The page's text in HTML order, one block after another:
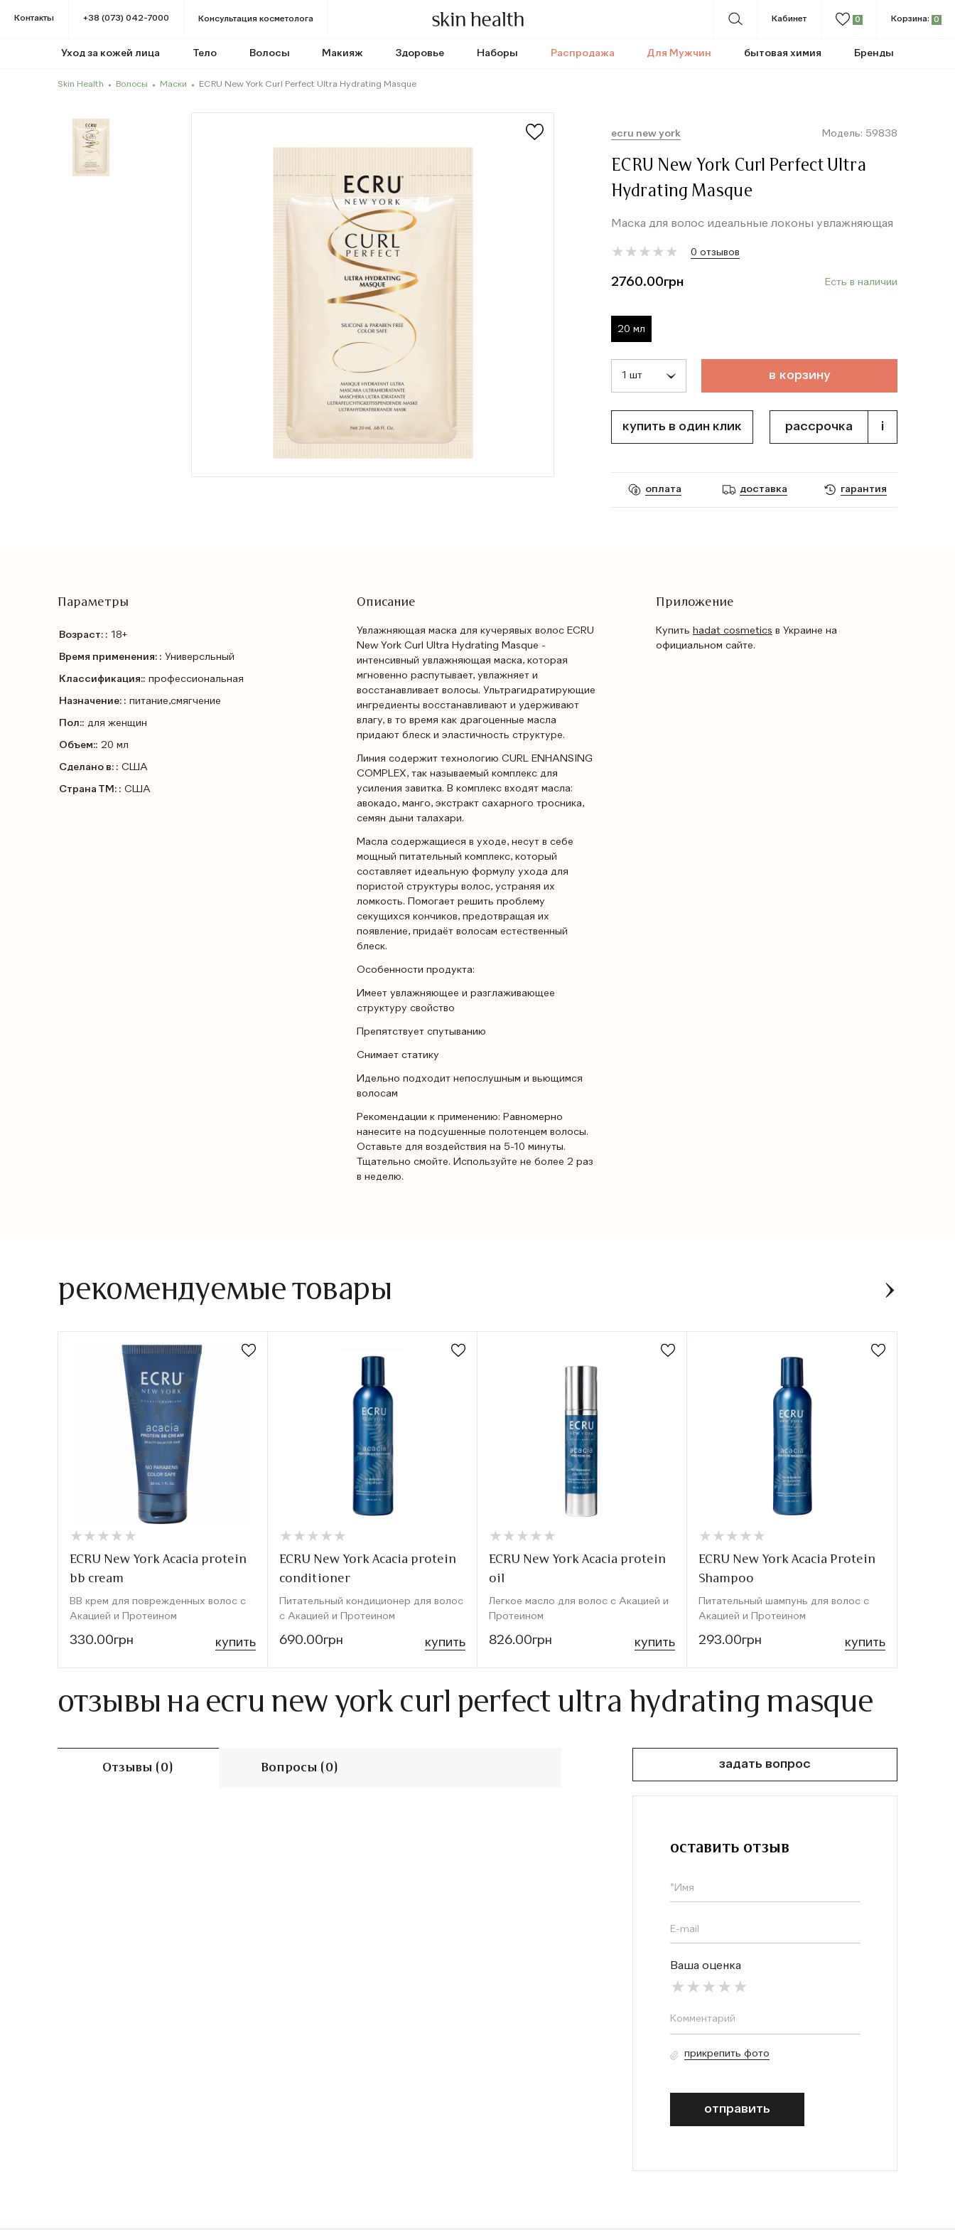
Контакты +38 (073) 042-7000 Консультация косметолога
Уход за кожей лица Тело Волосы Макияж Здоровье Наборы Распродажа Для Мужчин бытовая химия Бренды
Кабинет 0 Корзина: 0
Skin Health Волосы Маски ECRU New York Curl Perfect Ultra Hydrating Masque
ecru new york Модель: 59838
ECRU New York Curl Perfect Ultra
Hydrating Masque
Маска для волос идеальные локоны увлажняющая
★
★ ★
★ ★
★ ★
★ ★
★ 0 отзывов
2760.00грн Есть в наличии
20 мл
в корзину
купить в один клик рассрочка i
оплата доставка гарантия
Параметры
Возраст: : 18+
Время применения: : Универсльный
Классификация:: профессиональная
Назначение: : питание,смягчение
Пол:: для женщин
Объем:: 20 мл
Сделано в: : США
Страна ТМ: : США
Описание
Увлажняющая маска для кучерявых волос ECRU
New York Curl Ultra Hydrating Masque -
интенсивный увлажняющая маска, которая
мгновенно распутывает, увлажняет и
восстанавливает волосы. Ультрагидратирующие
ингредиенты восстанавливают и удерживают
влагу, в то время как драгоценные масла
придают блеск и эластичность структуре.
Линия содержит технологию CURL ENHANSING
COMPLEX, так называемый комплекс для
усиления завитка. В комплекс входят масла:
авокадо, манго, экстракт сахарного тросника,
семян дыни талахари.
Масла содержащиеся в уходе, несут в себе
мощный питательный комплекс, который
составляет идеальную формулу ухода для
пористой структуры волос, устраняя их
ломкость. Помогает решить проблему
секущихся кончиков, предотвращая их
появление, придаёт волосам естественный
блеск.
Особенности продукта:
Имеет увлажняющее и разглаживающее
структуру свойство
Препятствует спутыванию
Снимает статику
Идельно подходит непослушным и вьющимся
волосам
Рекомендации к применению: Равномерно
нанесите на подсушенные полотенцем волосы.
Оставьте для воздействия на 5-10 минуты.
Тщательно смойте. Используйте не более 2 раз
в неделю.
Приложение
Купить hadat cosmetics в Украине на
официальном сайте.
рекомендуемые товары
★
★ ★
★ ★
★ ★
★ ★
★
ECRU New York Acacia protein
bb cream
BB крем для поврежденных волос с
Акацией и Протеином
330.00грн купить
★
★ ★
★ ★
★ ★
★ ★
★
ECRU New York Acacia protein
conditioner
Питательный кондиционер для волос
с Акацией и Протеином
690.00грн купить
★
★ ★
★ ★
★ ★
★ ★
★
ECRU New York Acacia protein
oil
Легкое масло для волос с Акацией и
Протеином
826.00грн купить
★
★ ★
★ ★
★ ★
★ ★
★
ECRU New York Acacia Protein
Shampoo
Питательный шампунь для волос с
Акацией и Протеином
293.00грн купить
отзывы на ecru new york curl perfect ultra hydrating masque
Отзывы (0) Вопросы (0) задать вопрос
оставить отзыв
Ваша оценка
прикрепить фото
отправить